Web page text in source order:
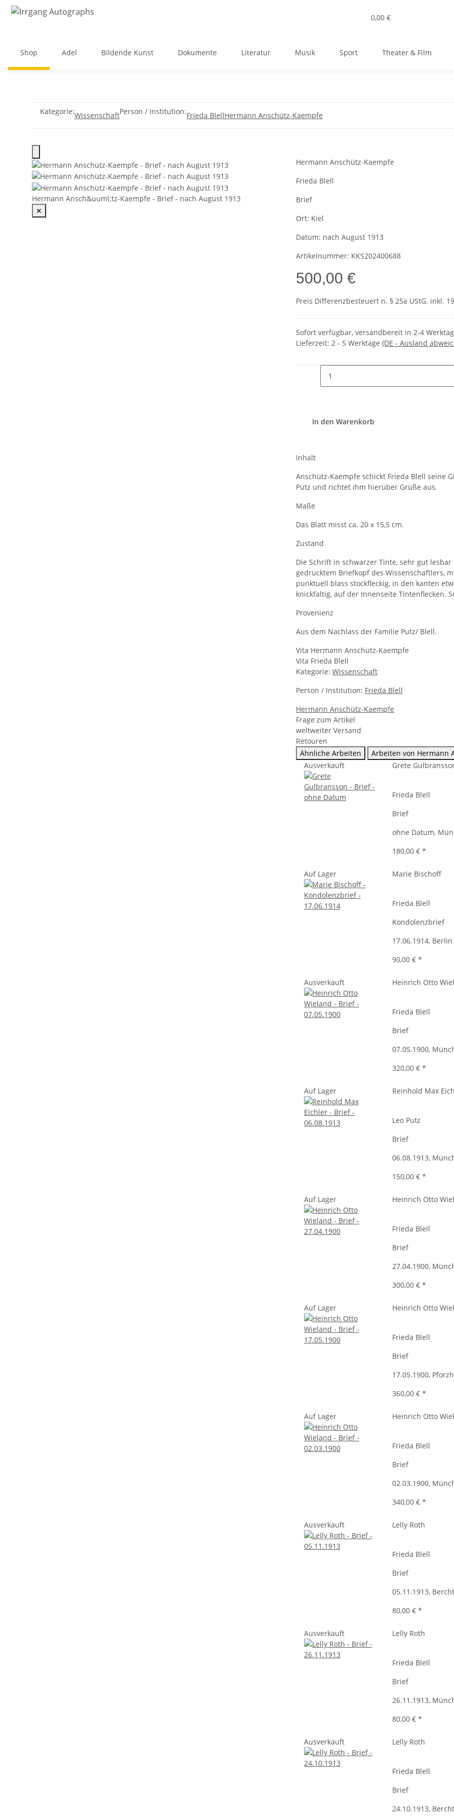
0,00 €
Shop Adel Bildende Kunst Dokumente Literatur Musik Sport Theater & Film
Kategorie:WissenschaftPerson / Institution:Frieda BlellHermann Anschütz-Kaempfe
Hermann Ansch&uuml;tz-Kaempfe - Brief - nach August 1913
✕
Hermann Anschütz-Kaempfe
Frieda Blell
Brief
Ort: Kiel
Datum: nach August 1913
Artikelnummer: KKS202400688
500,00 €
Preis Differenzbesteuert n. § 25a UStG. inkl.
Sofort verfügbar, versandbereit in 2-4
Lieferzeit: 2 - 5 Werktage (DE - Ausland
In den Warenkorb
Inhalt
Anschütz-Kaempfe schickt Frieda Blell seine
Putz und richtet ihm hierüber Grüße aus.
Maße
Das Blatt misst ca. 20 x 15,5 cm.
Zustand
Die Schrift in schwarzer Tinte, sehr gut
gedrucktem Briefkopf des Wissenschaftlers,
punktuell blass stockfleckig, in den kanten
knickfaltig, auf der Innenseite Tintenflecken.
Provenienz
Aus dem Nachlass der Familie Putz/ Blell.
Vita Hermann Anschütz-Kaempfe
Vita Frieda Blell
Kategorie: Wissenschaft
Person / Institution: Frieda Blell
Hermann Anschütz-Kaempfe
Frage zum Artikel
weltweiter Versand
Retouren
Ähnliche Arbeiten
Arbeiten von Hermann
Ausverkauft
Grete
Frieda Blell
Brief
ohne Datum,
180,00 €*
Auf Lager Marie Bischoff
Frieda Blell
Kondolenzbrief
17.06.1914, Berlin
90,00 €*
Ausverkauft Heinrich Otto
Frieda Blell
Brief
07.05.1900,
320,00 €*
Auf Lager Reinhold Max
Leo Putz
Brief
06.08.1913,
150,00 €*
Auf Lager Heinrich Otto
Frieda Blell
Brief
27.04.1900,
300,00 €*
Auf Lager Heinrich Otto
Frieda Blell
Brief
17.05.1900,
360,00 €*
Auf Lager Heinrich Otto
Frieda Blell
Brief
02.03.1900,
340,00 €*
Ausverkauft Lelly Roth
Frieda Blell
Brief
05.11.1913,
80,00 €*
Ausverkauft Lelly Roth
Frieda Blell
Brief
26.11.1913,
80,00 €*
Ausverkauft Lelly Roth
Frieda Blell
Brief
24.10.1913,